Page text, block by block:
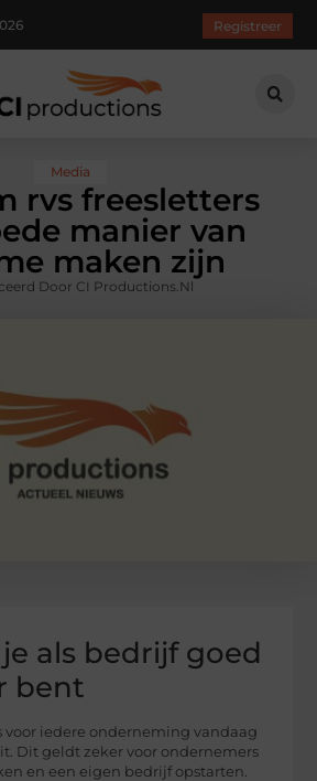
Registreer
Media
rvs freesletters
manier van
maken zijn
Door CI Productions.nl
als bedrijf goed
bent
voor iedere onderneming vandaag
Dit geldt zeker voor ondernemers
en een eigen bedrijf opstarten.